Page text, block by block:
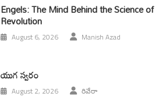
Engels: The Mind Behind the Science of
Revolution
August 6, 2026 Manish Azad
యుగ స్వ‌రం
August 2, 2026 రివేరా